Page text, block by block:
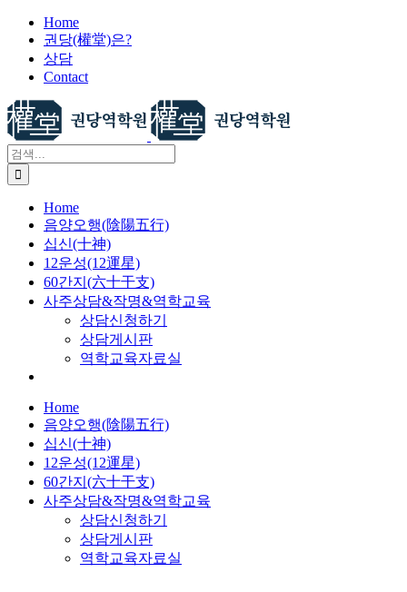
건
너
뛰
기
Home
권당(權堂)은?
상담
Contact
검
색:
Home
음양오행(陰陽五行)
십신(十神)
12운성(12運星)
60간지(六十干支)
사주상담&작명&역학교육
상담신청하기
상담게시판
역학교육자료실
Home
음양오행(陰陽五行)
십신(十神)
12운성(12運星)
60간지(六十干支)
사주상담&작명&역학교육
상담신청하기
상담게시판
역학교육자료실